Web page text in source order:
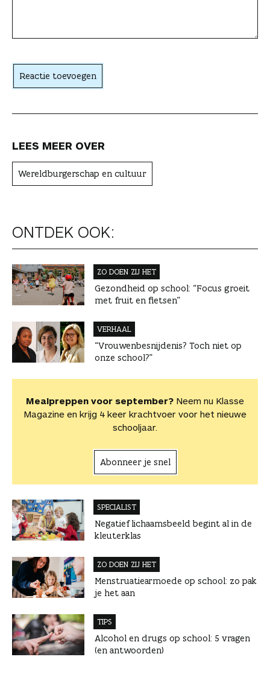
t
e
Reactie toevoegen
LEES MEER OVER
Wereldburgerschap en cultuur
ONTDEK OOK:
ZO DOEN ZIJ HET
Gezondheid op school: “Focus groeit
met fruit en fietsen”
VERHAAL
“Vrouwenbesnijdenis? Toch niet op
onze school?”
Mealpreppen voor september? Neem nu Klasse
Magazine en krijg 4 keer krachtvoer voor het nieuwe
schooljaar.
Abonneer je snel
SPECIALIST
Negatief lichaamsbeeld begint al in de
kleuterklas
ZO DOEN ZIJ HET
Menstruatiearmoede op school: zo pak
je het aan
TIPS
Alcohol en drugs op school: 5 vragen
(en antwoorden)